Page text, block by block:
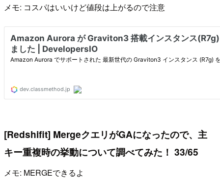
メモ: コスパはいいけど値段は上がるので注意
[Redshifit] MergeクエリがGAになったので、主
キー重複時の挙動について調べてみた！ 33/65
メモ: MERGEできるよ